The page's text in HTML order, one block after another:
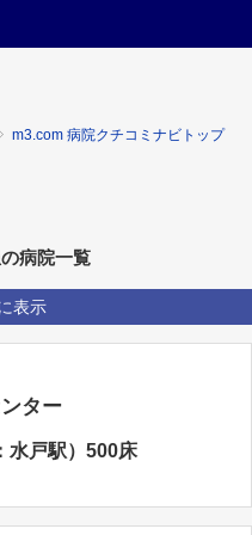
m3.com 病院クチコミナビトップ
病院一覧
表示
ター
水戸駅）500床